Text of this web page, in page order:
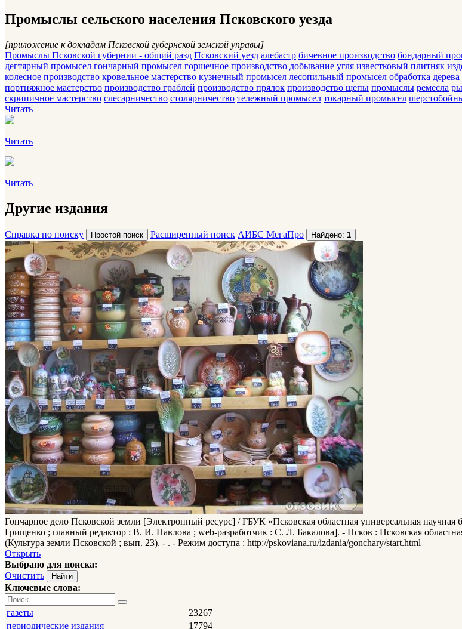
Промыслы сельского населения Псковского уезда
[приложение к докладам Псковской губернской земской управы]
Промыслы Псковской губернии - общий разд Псковский уезд алебастр бичевное производство бондарный
дегтярный промысел гончарный промысел горшечное производство добывание угля известковый плитняк
колесное производство кровельное мастерство кузнечный промысел лесопильный промысел обработка дерева
портняжное мастерство производство граблей производство прялок производство щепы промыслы ремесла
скрипичное мастерство слесарничество столярничество тележный промысел токарный промысел
Читать
Читать
Читать
Другие издания
Справка по поиску Расширенный поиск АИБС МегаПро Найдено: 1
Гончарное дело Псковской земли [Электронный ресурс] / ГБУК «Псковская областная универсальная
Грищенко ; главный редактор : В. И. Павлова ; web-разработчик : С. Л. Бакалова]. - Псков : Псковская
(Культура земли Псковской ; вып. 23). - . - Режим доступа : http://pskoviana.ru/izdania/gonchary/start.html
Открыть
Выбрано для поиска:
Очистить
Ключевые слова:
газеты
23267
периодические издания
17794